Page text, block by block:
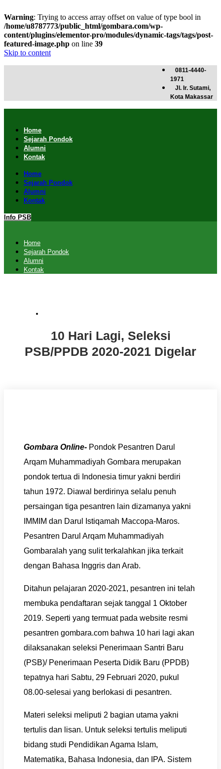
Warning: Trying to access array offset on value of type bool in
/home/u8787773/public_html/gombara.com/wp-
content/plugins/elementor-pro/modules/dynamic-tags/tags/post-
featured-image.php on line 39
Skip to content
0811-4440-
1971
Jl. Ir. Sutami,
Kota Makassar
Home
Sejarah Pondok
Alumni
Kontak
Home
Sejarah Pondok
Alumni
Kontak
Info PSB
Home
Sejarah Pondok
Alumni
Kontak
10 Hari Lagi, Seleksi
PSB/PPDB 2020-2021 Digelar
Gombara Online- Pondok Pesantren Darul
Arqam Muhammadiyah Gombara merupakan
pondok tertua di Indonesia timur yakni berdiri
tahun 1972. Diawal berdirinya selalu penuh
persaingan tiga pesantren lain dizamanya yakni
IMMIM dan Darul Istiqamah Maccopa-Maros.
Pesantren Darul Arqam Muhammadiyah
Gombaralah yang sulit terkalahkan jika terkait
dengan Bahasa Inggris dan Arab.
Ditahun pelajaran 2020-2021, pesantren ini telah
membuka pendaftaran sejak tanggal 1 Oktober
2019. Seperti yang termuat pada website resmi
pesantren gombara.com bahwa 10 hari lagi akan
dilaksanakan seleksi Penerimaan Santri Baru
(PSB)/ Penerimaan Peserta Didik Baru (PPDB)
tepatnya hari Sabtu, 29 Februari 2020, pukul
08.00-selesai yang berlokasi di pesantren.
Materi seleksi meliputi 2 bagian utama yakni
tertulis dan lisan. Untuk seleksi tertulis meliputi
bidang studi Pendidikan Agama Islam,
Matematika, Bahasa Indonesia, dan IPA. Sistem